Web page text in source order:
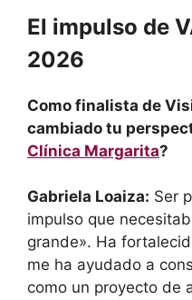
El impulso de
2026
Como finalista de
cambiado tu
Clínica Margarita?
Gabriela Loaiza: Ser
impulso que
grande». Ha
me ha ayudado a
como un proyecto de